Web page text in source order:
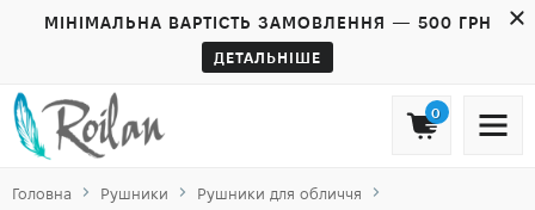
МІНІМАЛЬНА ВАРТІСТЬ ЗАМОВЛЕННЯ — 500 ГРН
ДЕТАЛЬНІШЕ
0
Головна Рушники
Рушники для обличчя